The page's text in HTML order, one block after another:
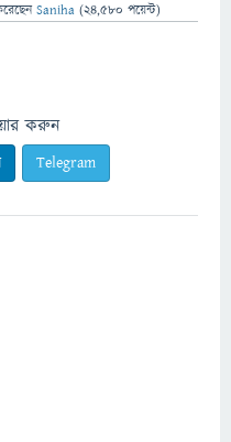
Saniha (24,580 পয়েন্ট)
করুন
Telegram